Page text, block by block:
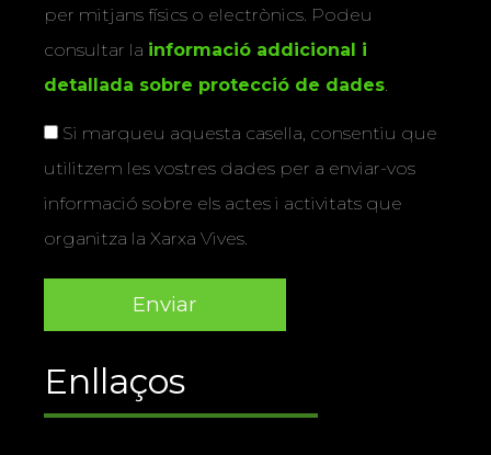
per mitjans físics o electrònics. Podeu
consultar la informació addicional i
detallada sobre protecció de dades
Si marqueu aquesta casella, consentiu que
utilitzem les vostres dades per a enviar-vos
informació sobre els actes i activitats que
organitza la Xarxa Vives.
Enllaços